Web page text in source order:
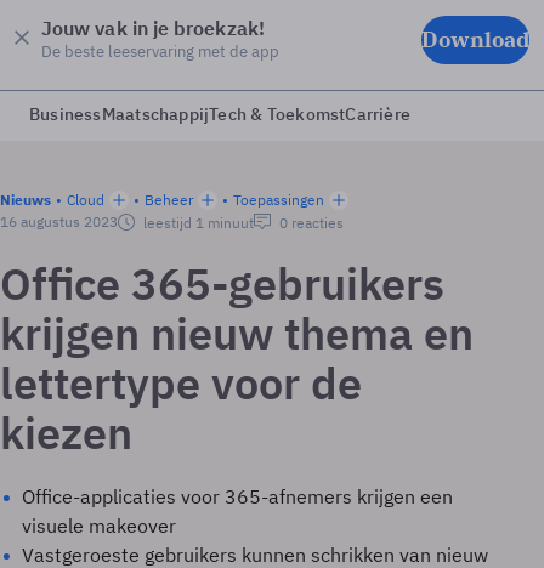
Jouw vak in je broekzak!
De beste leeservaring met de app Download
BusinessMaatschappijTech & ToekomstCarrière
Nieuws Cloud Beheer
Toepassingen
16 augustus 2023
leestijd 1 minuut 0 reacties
Office 365-gebruikers
krijgen nieuw thema en
lettertype voor de
kiezen
Office-applicaties voor 365-afnemers krijgen een
visuele makeover
Vastgeroeste gebruikers kunnen schrikken van nieuw